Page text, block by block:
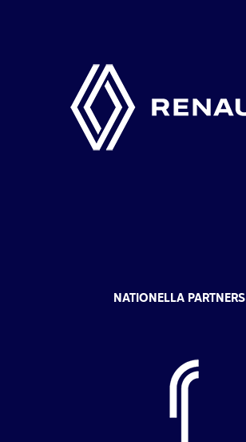
NATIONELLA PARTNERS